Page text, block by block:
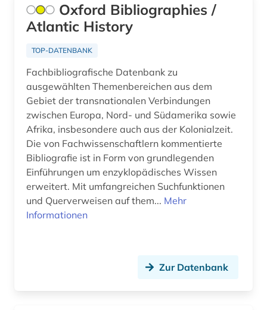
bodleian library (1)
british library (1)
buchdruck (1)
buchhandel (8)
buchwesen (1)
buchwissenschaft (1)
Irland (6)
Israel (4)
Italien (5)
Kanada (7)
Korea (1)
Lettland (3)
Liechtenstein (2)
Montenegro (2)
Oxford Bibliographies /
Atlantic History
TOP-DATENBANK
Fachbibliografische Datenbank zu
ausgewählten Themenbereichen aus dem
Gebiet der transnationalen Verbindungen
zwischen Europa, Nord- und Südamerika sowie
Afrika, insbesondere auch aus der Kolonialzeit.
Die von Fachwissenschaftlern kommentierte
Bibliografie ist in Form von grundlegenden
Einführungen um enzyklopädisches Wissen
erweitert. Mit umfangreichen Suchfunktionen
und Querverweisen auf them... Mehr
Informationen
Zur Datenbank